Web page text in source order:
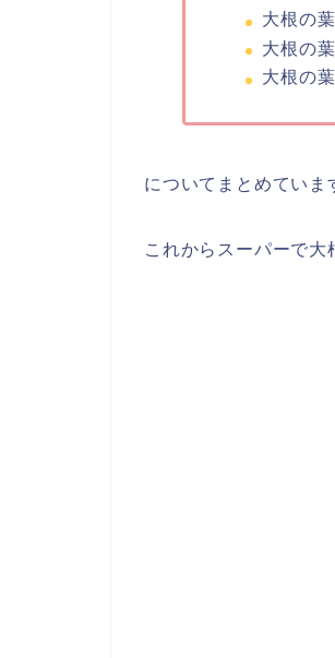
大根の
大根の
大根の
についてまとめていま
これからスーパーで